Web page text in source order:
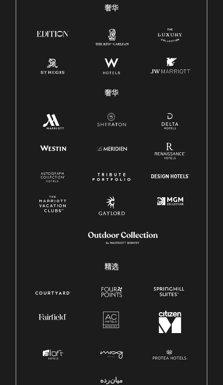
奢华
奢华
精选
میان‌رده